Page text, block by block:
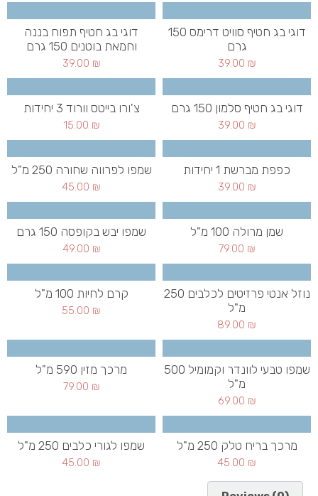
דוגי בג חטיף סוויט דרימס 150
גרם
39.00 ₪
דוגי בג חטיף תפוח בננה
וחמאת בוטנים 150 גרם
39.00 ₪
דוגי בג חטיף סלמון 150 גרם
39.00 ₪
צ'ורו בייטס וורוד 3 יחידות
15.00 ₪
כפפת מברשת 1 יחידות
39.00 ₪
שמפו לפרווה שחורה 250 מ"ל
45.00 ₪
שמן מרולה 100 מ"ל
79.00 ₪
שמפו יבש בקופסה 150 גרם
49.00 ₪
נוזל אנטי פרזיטים לכלבים 250
מ"ל
89.00 ₪
קרם לחיות 100 מ"ל
55.00 ₪
שמפו טבעי לוונדר וקמומיל 500
מ"ל
69.00 ₪
מרכך מזין 590 מ"ל
79.00 ₪
מרכך בריח טלק 250 מ"ל
45.00 ₪
שמפו לגורי כלבים 250 מ"ל
45.00 ₪